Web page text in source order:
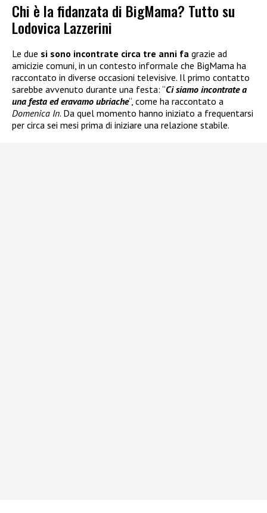
Chi è la fidanzata di BigMama? Tutto su
Lodovica Lazzerini
Le due si sono incontrate circa tre anni fa grazie ad
amicizie comuni, in un contesto informale che BigMama ha
raccontato in diverse occasioni televisive. Il primo contatto
sarebbe avvenuto durante una festa: “Ci siamo incontrate a
una festa ed eravamo ubriache“, come ha raccontato a
Domenica In. Da quel momento hanno iniziato a frequentarsi
per circa sei mesi prima di iniziare una relazione stabile.